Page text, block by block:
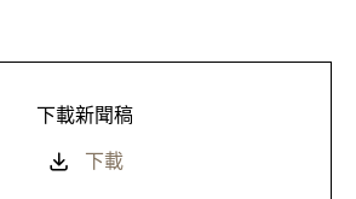
下載新聞稿
下載